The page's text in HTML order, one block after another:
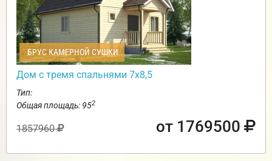
БРУС КАМЕРНОЙ СУШКИ
Дом с тремя спальнями 7х8,5
Тип:
Общая площадь: 952
1857960 от 1769500